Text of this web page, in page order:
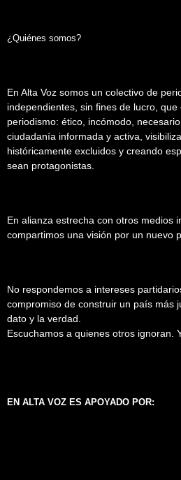
¿Quiénes somos?
En Alta Voz somos un colectivo de
independientes, sin fines de lucro,
periodismo: ético, incómodo,
ciudadanía informada y activa,
históricamente excluidos y creando
sean protagonistas.
En alianza estrecha con otros medios
compartimos una visión por un nuevo
No respondemos a intereses
compromiso de construir un país más
dato y la verdad.
Escuchamos a quienes otros ignoran.
EN ALTA VOZ ES APOYADO POR: